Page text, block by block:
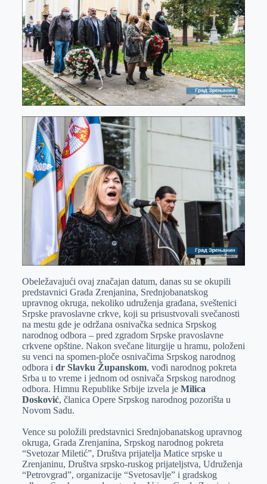
Obeležavajući ovaj značajan datum, danas su se okupili
predstavnici Grada Zrenjanina, Srednjobanatskog
upravnog okruga, nekoliko udruženja građana, sveštenici
Srpske pravoslavne crkve, koji su prisustvovali svečanosti
na mestu gde je održana osnivačka sednica Srpskog
narodnog odbora – pred zgradom Srpske pravoslavne
crkvene opštine. Nakon svečane liturgije u hramu, položeni
su venci na spomen-ploče osnivačima Srpskog narodnog
odbora i dr Slavku Županskom, vođi narodnog pokreta
Srba u to vreme i jednom od osnivača Srpskog narodnog
odbora. Himnu Republike Srbije izvela je Milica
Dosković, članica Opere Srpskog narodnog pozorišta u
Novom Sadu.
Vence su položili predstavnici Srednjobanatskog upravnog
okruga, Grada Zrenjanina, Srpskog narodnog pokreta
“Svetozar Miletić”, Društva prijatelja Matice srpske u
Zrenjaninu, Društva srpsko-ruskog prijateljstva, Udruženja
“Petrovgrad”, organizacije “Svetosavlje” i gradskog